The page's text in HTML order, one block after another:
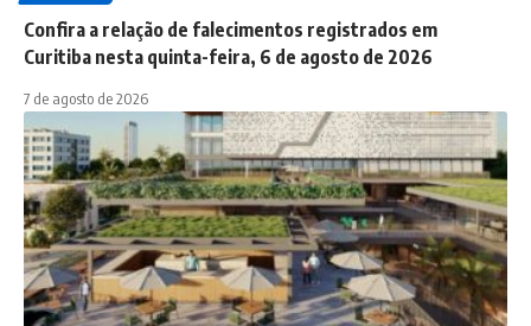
Confira a relação de falecimentos registrados em
Curitiba nesta quinta-feira, 6 de agosto de 2026
7 de agosto de 2026